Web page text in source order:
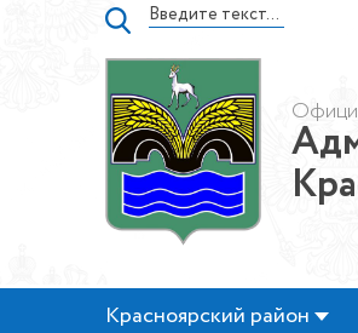
Красноярский район